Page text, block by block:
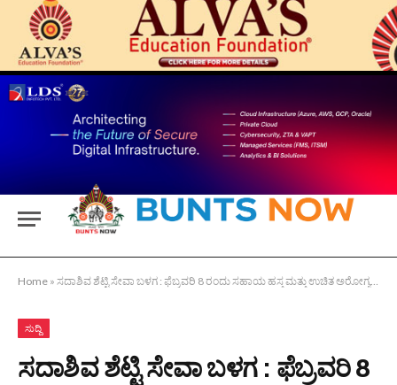
Home » ಸದಾಶಿವ ಶೆಟ್ಟಿ ಸೇವಾ ಬಳಗ : ಫೆಬ್ರವರಿ 8 ರಂದು ಸಹಾಯ ಹಸ್ತ ಮತ್ತು ಉಚಿತ ಅರೋಗ್ಯ ವಿಮೆ ಉದ್ಘಾಟನೆ
ಸುದ್ದಿ
ಸದಾಶಿವ ಶೆಟ್ಟಿ ಸೇವಾ ಬಳಗ : ಫೆಬ್ರವರಿ 8